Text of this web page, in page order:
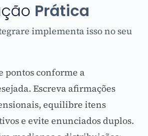
Prática
implementa isso no seu
pontos conforme a
Escreva afirmações
equilibre itens
e evite enunciados duplos.